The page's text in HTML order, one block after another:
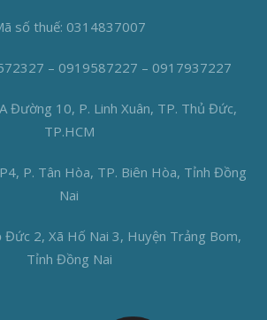
số thuế: 0314837007
– 0919587227 – 0917937227
Đường 10, P. Linh Xuân, TP. Thủ Đức,
TP.HCM
P. Tân Hòa, TP. Biên Hòa, Tỉnh Đồng
Nai
2, Xã Hố Nai 3, Huyện Trảng Bom,
Tỉnh Đồng Nai